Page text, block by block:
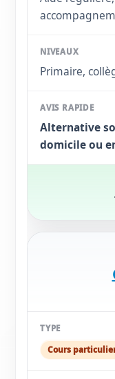
Primaire,
Alternative
domicile ou
Cours